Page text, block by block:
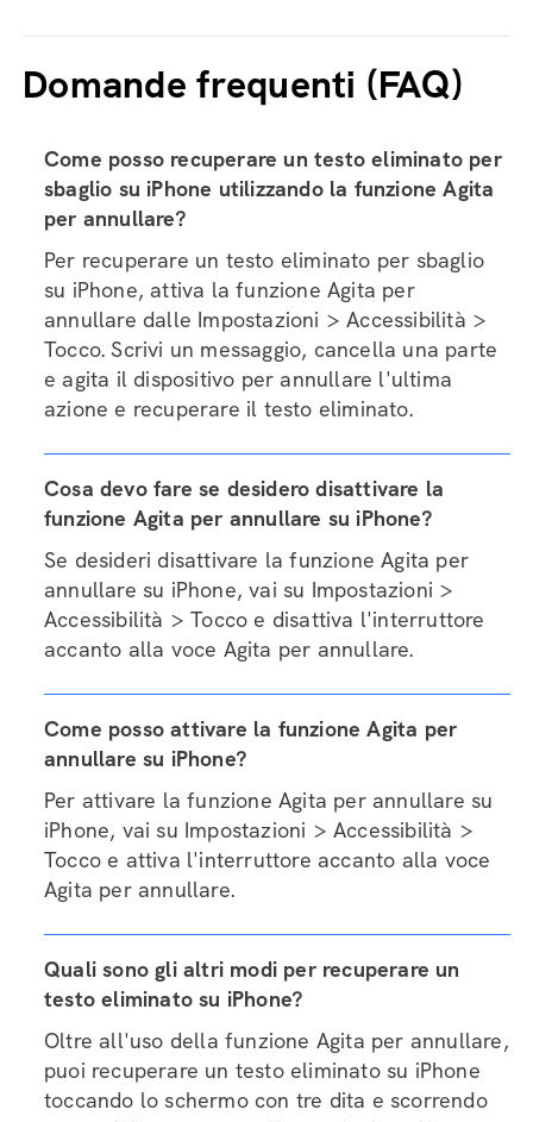
Domande frequenti (FAQ)
Come posso recuperare un testo eliminato per
sbaglio su iPhone utilizzando la funzione Agita
per annullare?
Per recuperare un testo eliminato per sbaglio
su iPhone, attiva la funzione Agita per
annullare dalle Impostazioni > Accessibilità >
Tocco. Scrivi un messaggio, cancella una parte
e agita il dispositivo per annullare l'ultima
azione e recuperare il testo eliminato.
Cosa devo fare se desidero disattivare la
funzione Agita per annullare su iPhone?
Se desideri disattivare la funzione Agita per
annullare su iPhone, vai su Impostazioni >
Accessibilità > Tocco e disattiva l'interruttore
accanto alla voce Agita per annullare.
Come posso attivare la funzione Agita per
annullare su iPhone?
Per attivare la funzione Agita per annullare su
iPhone, vai su Impostazioni > Accessibilità >
Tocco e attiva l'interruttore accanto alla voce
Agita per annullare.
Quali sono gli altri modi per recuperare un
testo eliminato su iPhone?
Oltre all'uso della funzione Agita per annullare,
puoi recuperare un testo eliminato su iPhone
toccando lo schermo con tre dita e scorrendo